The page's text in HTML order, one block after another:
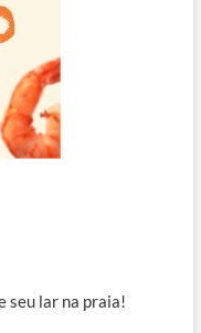
seu lar na praia!